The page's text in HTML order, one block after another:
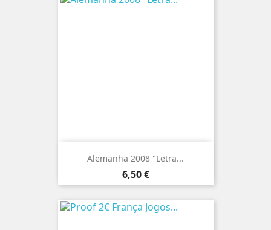
Alemanha 2008 "Letra...
Preço
6,50 €